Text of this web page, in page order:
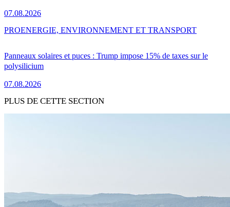
07.08.2026
Panneaux solaires et puces : Trump impose 15% de taxes sur le
polysilicium
07.08.2026
PROENERGIE, ENVIRONNEMENT ET TRANSPORT
PLUS DE CETTE SECTION